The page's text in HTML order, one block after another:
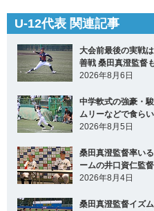
U-12代表 関連記事
大会前最後の実戦
善戦 桑田真澄監督
2026年8月6日
中学軟式の強豪・
ムリーなどで食らい
2026年8月5日
桑田真澄監督率い
ームの井口資仁監
2026年8月4日
桑田真澄監督イズ